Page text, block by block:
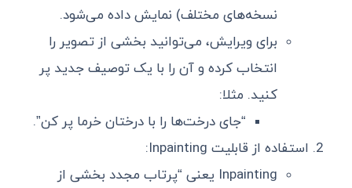
نسخه‌های مختلف) نمایش داده می‌شود.
برای ویرایش، می‌توانید بخشی از تصویر را
انتخاب کرده و آن را با یک توصیف جدید پر
کنید. مثلا:
“جای درخت‌ها را با درختان خرما پر کن”.
استفاده از قابلیت Inpainting:
Inpainting یعنی “پرتاب مجدد بخشی از